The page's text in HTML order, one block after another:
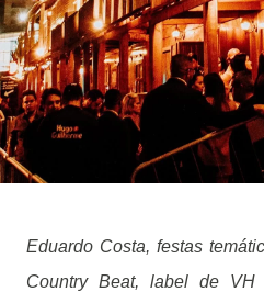
Eduardo Costa, festas
Country Beat, label de